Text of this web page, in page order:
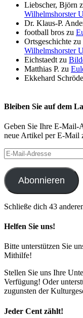
Liebscher, Björn
Wilhelmshorster
Dr. Klaus-P.
football bros zu
Ortsgeschichte zu
Wilhelmshorster
Eichstaedt zu
Matthias P. zu
Ekkehard
Bleiben Sie auf dem
Geben Sie Ihre E-Mail-
neue Artikel per E-Mail
E-
Mail-
Adresse
Abonnieren
Schließe dich 43
Helfen Sie uns!
Bitte unterstützen Sie
Mithilfe!
Stellen Sie uns Ihre
Verfügung! Oder
zugunsten der
Jeder Cent zählt!